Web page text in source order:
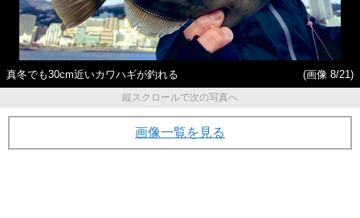
真冬でも30cm近いカワハギが釣れる
(画像 8/21)
縦スクロールで次の写真へ
画像一覧を見る